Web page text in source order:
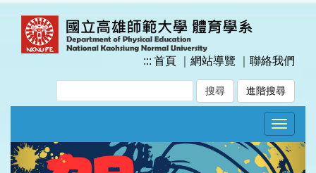
跳
::: 首頁 網站導覽 聯絡我們
進階搜尋
Toggle
Previous Next